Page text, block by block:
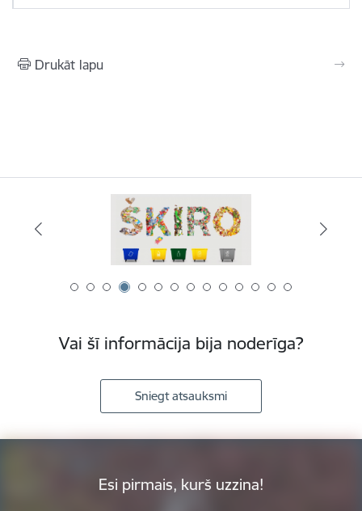
Drukāt lapu
Vai šī informācija bija noderīga?
Sniegt atsauksmi
Esi pirmais, kurš uzzina!